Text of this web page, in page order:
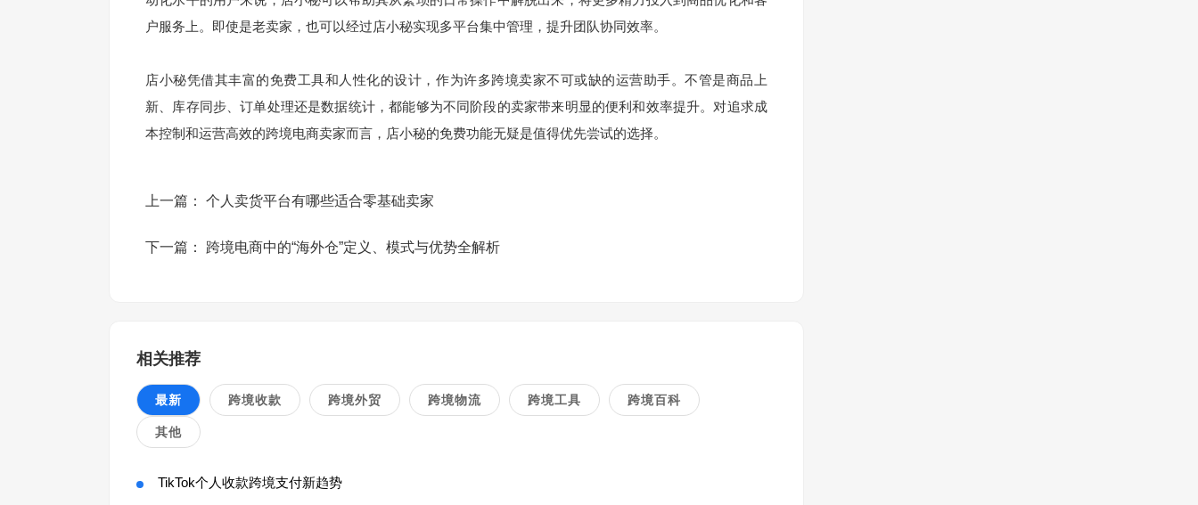
户服务上。即使是老卖家，也可以经过店小秘实现多平台集中管理，提升团队协同效率。
店小秘凭借其丰富的免费工具和人性化的设计，作为许多跨境卖家不可或缺的运营助手。不管是商品上
新、库存同步、订单处理还是数据统计，都能够为不同阶段的卖家带来明显的便利和效率提升。对追求成
本控制和运营高效的跨境电商卖家而言，店小秘的免费功能无疑是值得优先尝试的选择。
上一篇： 个人卖货平台有哪些适合零基础卖家
下一篇： 跨境电商中的“海外仓”定义、模式与优势全解析
相关推荐
最新 跨境收款 跨境外贸 跨境物流 跨境工具 跨境百科
其他
TikTok个人收款跨境支付新趋势